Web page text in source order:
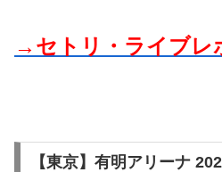
→セトリ・ライブレ
【東京】有明アリーナ